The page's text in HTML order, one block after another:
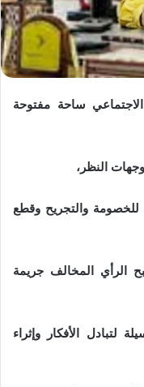
ساحة مفتوحة
النظر،
والتجريح وقطع
الرأي المخالف جريمة
لتبادل الأفكار وإثراء